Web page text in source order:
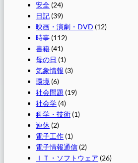
安全 (24)
日記 (39)
映画・演劇・DVD (12)
時事 (112)
書籍 (41)
母の日 (1)
気象情報 (3)
環境 (6)
社会問題 (19)
社会学 (4)
科学・技術 (1)
連休 (2)
電子工作 (1)
電子情報通信 (2)
ＩＴ・ソフトウェア (26)